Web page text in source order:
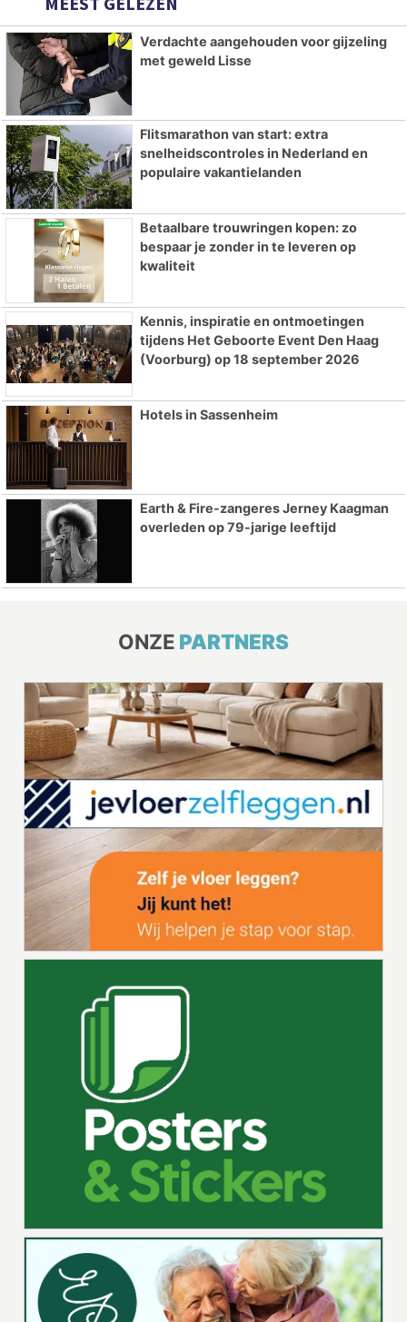
Verdachte aangehouden voor gijzeling
met geweld Lisse
Flitsmarathon van start: extra
snelheidscontroles in Nederland en
populaire vakantielanden
Betaalbare trouwringen kopen: zo
bespaar je zonder in te leveren op
kwaliteit
Kennis, inspiratie en ontmoetingen
tijdens Het Geboorte Event Den Haag
(Voorburg) op 18 september 2026
Hotels in Sassenheim
Earth & Fire-zangeres Jerney Kaagman
overleden op 79-jarige leeftijd
ONZE PARTNERS